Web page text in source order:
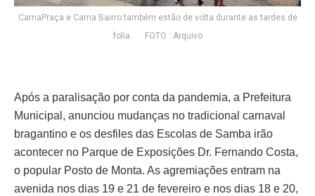
CarnaPraça e Carna Bairro também estão de volta durante as tardes de
folia. FOTO : Arquivo
Após a paralisação por conta da pandemia, a Prefeitura
Municipal, anunciou mudanças no tradicional carnaval
bragantino e os desfiles das Escolas de Samba irão
acontecer no Parque de Exposições Dr. Fernando Costa,
o popular Posto de Monta. As agremiações entram na
avenida nos dias 19 e 21 de fevereiro e nos dias 18 e 20,